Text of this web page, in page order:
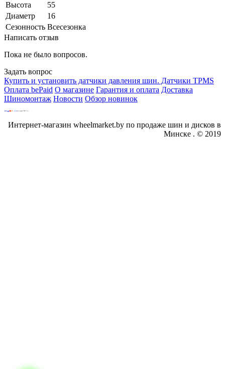
Высота
55
Диаметр
16
Сезонность Всесезонка
Написать отзыв
Пока не было вопросов.
Задать вопрос
Купить и установить датчики давления шин. Датчики TPMS
Оплата bePaid О магазине Гарантия и оплата Доставка
Шиномонтаж Новости Обзор новинок
Интернет-магазин wheelmarket.by по продаже шин и дисков в
Минске . © 2019